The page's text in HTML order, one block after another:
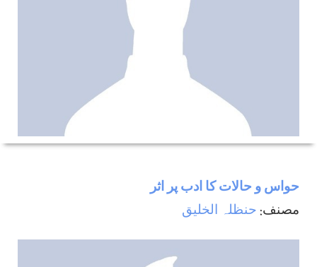
حواس و حالات كا ادب پر اثر
مصنف: حنظلہ الخلیق